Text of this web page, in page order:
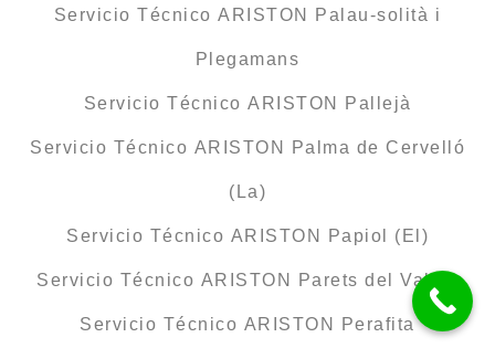
Servicio Técnico ARISTON Palau-solità i
Plegamans
Servicio Técnico ARISTON Pallejà
Servicio Técnico ARISTON Palma de Cervelló
(La)
Servicio Técnico ARISTON Papiol (El)
Servicio Técnico ARISTON Parets del Vallès
Servicio Técnico ARISTON Perafita